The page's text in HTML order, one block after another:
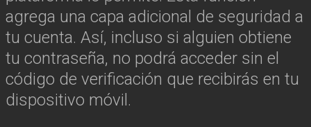
agrega una capa adicional de seguridad a
tu cuenta. Así, incluso si alguien obtiene
tu contraseña, no podrá acceder sin el
código de verificación que recibirás en tu
dispositivo móvil.